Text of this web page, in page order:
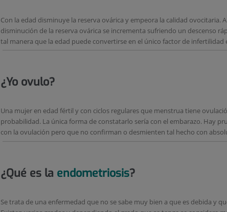
Con la edad disminuye la reserva ovárica y empeora la calidad ovocitaria.
disminución de la reserva ovárica se incrementa sufriendo un descenso
tal manera que la edad puede convertirse en el único factor de infertilidad
¿Yo ovulo?
Una mujer en edad fértil y con ciclos regulares que menstrua tiene
probabilidad. La única forma de constatarlo sería con el embarazo. Hay
con la ovulación pero que no confirman o desmienten tal hecho con
¿Qué es la endometriosis?
Se trata de una enfermedad que no se sabe muy bien a que es debida y